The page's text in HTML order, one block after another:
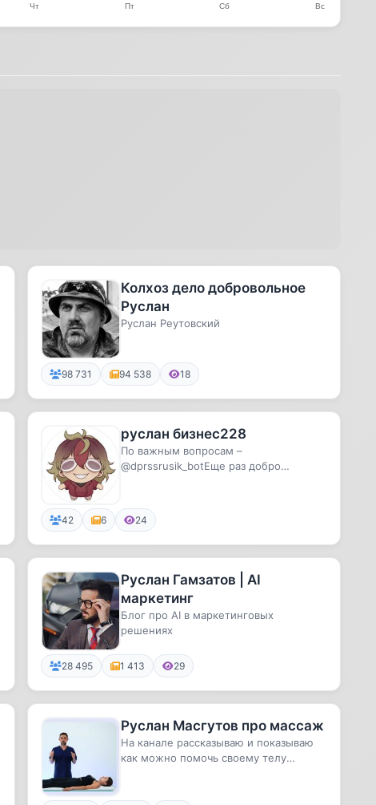
Колхоз дело добровольное
Руслан
Руслан Реутовский
98 731 94 538 18
руслан бизнес228
По важным вопросам –
@dprssrusik_botЕще раз добро
42 6 24
Руслан Гамзатов | AI
маркетинг
Блог про AI в маркетинговых
решениях
28 495 1 413 29
Руслан Масгутов про массаж
На канале рассказываю и показываю
как можно помочь своему телу